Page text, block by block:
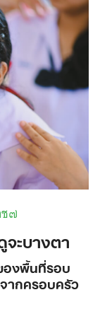
ช๗
ะบางตา
องพื้นที่รอบ
ากครอบครัว